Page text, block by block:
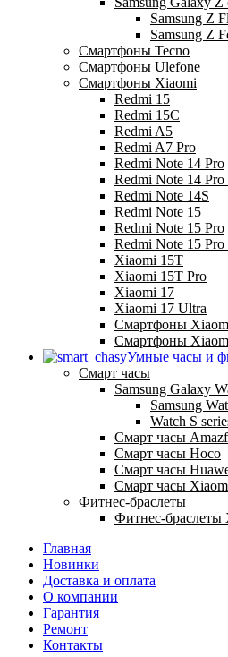
Samsung Z
Samsung Z
Смартфоны Tecno
Смартфоны Ulefone
Смартфоны Xiaomi
Redmi 15
Redmi 15C
Redmi A5
Redmi A7 Pro
Redmi Note 14 Pro
Redmi Note 14 Pro
Redmi Note 14S
Redmi Note 15
Redmi Note 15 Pro
Redmi Note 15 Pro
Xiaomi 15T
Xiaomi 15T Pro
Xiaomi 17
Xiaomi 17 Ultra
Смартфоны
Смартфоны
Умные часы и
Смарт часы
Samsung Galaxy
Samsung
Watch S
Смарт часы
Смарт часы Hoco
Смарт часы
Смарт часы
Фитнес-браслеты
Фитнес-браслеты
Главная
Новинки
Доставка и оплата
О компании
Гарантия
Ремонт
Контакты